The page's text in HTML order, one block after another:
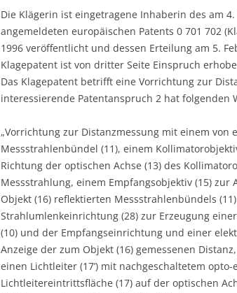
Die Klägerin ist eingetragene Inhaberin des am
angemeldeten europäischen Patents 0 701 702
1996 veröffentlicht und dessen Erteilung am 5.
Klagepatent ist von dritter Seite Einspruch
Das Klagepatent betrifft eine Vorrichtung zur
interessierende Patentanspruch 2 hat folgenden
„Vorrichtung zur Distanzmessung mit einem
Messstrahlenbündel (11), einem
Richtung der optischen Achse (13) des
Messstrahlung, einem Empfangsobjektiv (15)
Objekt (16) reflektierten Messstrahlenbündels
Strahlumlenkeinrichtung (28) zur Erzeugung
(10) und der Empfangseinrichtung und einer
Anzeige der zum Objekt (16) gemessenen
einen Lichtleiter (17’) mit nachgeschaltetem
Lichtleitereintrittsfläche (17) auf der optischen